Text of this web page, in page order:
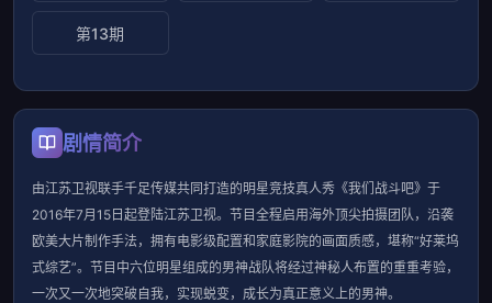
第13期
剧情简介
由江苏卫视联手千足传媒共同打造的明星竞技真人秀《我们战斗吧》于
2016年7月15日起登陆江苏卫视。节目全程启用海外顶尖拍摄团队，沿袭
欧美大片制作手法，拥有电影级配置和家庭影院的画面质感，堪称“好莱坞
式综艺”。节目中六位明星组成的男神战队将经过神秘人布置的重重考验，
一次又一次地突破自我，实现蜕变，成长为真正意义上的男神。